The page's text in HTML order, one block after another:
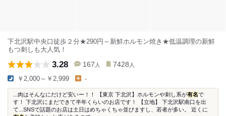
下北沢駅中央口徒歩２分★290円～新鮮ホルモン焼き★低温調理の新鮮
もつ刺しも大人気！
3.28 167 人 7428 人
￥2,000～￥2,999 -
...肉はそんなにだけど安いー！！ 【東京 下北沢】ホルモンや刺し系が有名で
す！ 下北沢にまだできて半年くらいのお店です！ 【立地】 下北沢駅南口を出
て...SNSで話題のお店は土日はめちゃくちゃ並びますし、若者が多い。 近くに